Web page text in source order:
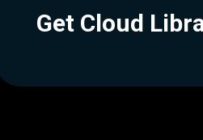
Get Cloud